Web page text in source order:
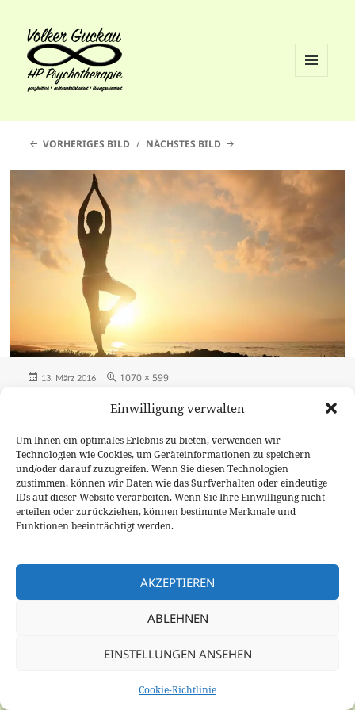
Einwilligung verwalten
Um Ihnen ein optimales Erlebnis zu bieten, verwenden wir
Technologien wie Cookies, um Geräteinformationen zu speichern
und/oder darauf zuzugreifen. Wenn Sie diesen Technologien
zustimmen, können wir Daten wie das Surfverhalten oder eindeutige
IDs auf dieser Website verarbeiten. Wenn Sie Ihre Einwilligung nicht
erteilen oder zurückziehen, können bestimmte Merkmale und
Funktionen beeinträchtigt werden.
AKZEPTIEREN
ABLEHNEN
EINSTELLUNGEN ANSEHEN
Cookie-Richtlinie
VORHERIGES BILD NÄCHSTES BILD
Veröffentlicht
13. März 2016 Originalgröße
1070 × 599
Yoga
Datenschutzrichtlinie Stolz präsentiert von WordPress